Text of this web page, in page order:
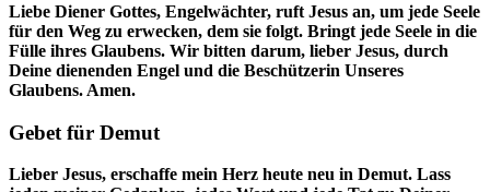
Liebe Diener Gottes, Engelwächter, ruft Jesus an, um jede Seele
für den Weg zu erwecken, dem sie folgt. Bringt jede Seele in die
Fülle ihres Glaubens. Wir bitten darum, lieber Jesus, durch
Deine dienenden Engel und die Beschützerin Unseres
Glaubens. Amen.
Gebet für Demut
Lieber Jesus, erschaffe mein Herz heute neu in Demut. Lass